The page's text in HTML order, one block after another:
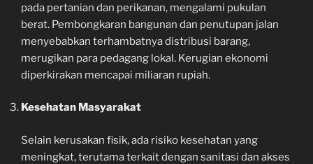
pada pertanian dan perikanan, mengalami pukulan
berat. Pembongkaran bangunan dan penutupan jalan
menyebabkan terhambatnya distribusi barang,
merugikan para pedagang lokal. Kerugian ekonomi
diperkirakan mencapai miliaran rupiah.
Kesehatan Masyarakat
Selain kerusakan fisik, ada risiko kesehatan yang
meningkat, terutama terkait dengan sanitasi dan akses